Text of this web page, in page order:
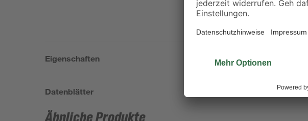
Eigenschaften
Datenblätter
Ähnliche Produkte